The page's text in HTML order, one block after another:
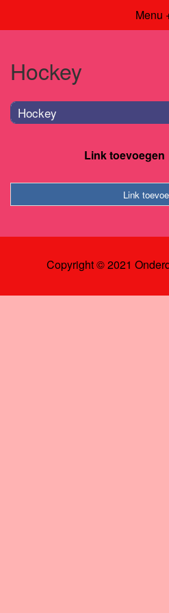
Menu
Hockey
Hockey
Link toevoegen
Link
Copyright © 2021